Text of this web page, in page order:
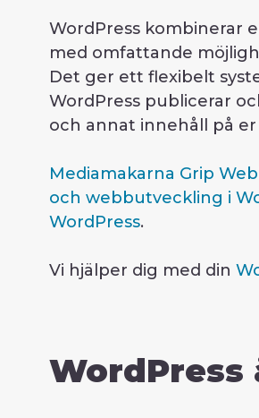
WordPress kombinerar
med omfattande
Det ger ett flexibelt
WordPress publicerar
och annat innehåll på
Mediamakarna Grip
och webbutveckling i
WordPress.
Vi hjälper dig med din
WordPress